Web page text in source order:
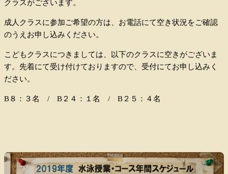
クラスがございます。
成人クラスに参加ご希望の方は、お電話にて空き状況をご確認
のうえお申し込みください。
こどもクラスにつきましては、以下のクラスに空きがございま
す。先着にて受け付けておりますので、受付にてお申し込みく
ださい。
B８：３名 / B２４：１名 / B２５：４名